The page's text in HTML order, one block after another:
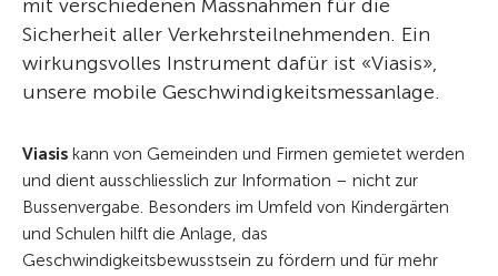
mit verschiedenen Massnahmen für die
Sicherheit aller Verkehrsteilnehmenden. Ein
wirkungsvolles Instrument dafür ist «Viasis»,
unsere mobile Geschwindigkeitsmessanlage.
Viasis kann von Gemeinden und Firmen gemietet werden
und dient ausschliesslich zur Information – nicht zur
Bussenvergabe. Besonders im Umfeld von Kindergärten
und Schulen hilft die Anlage, das
Geschwindigkeitsbewusstsein zu fördern und für mehr